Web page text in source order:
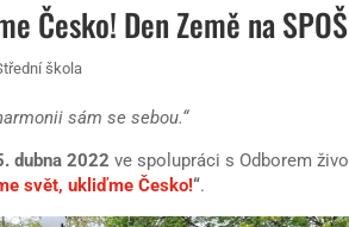
Česko! Den Země na
škola
sám se sebou.“
dubna 2022 ve spolupráci s Odborem
svět, ukliďme Česko!“.